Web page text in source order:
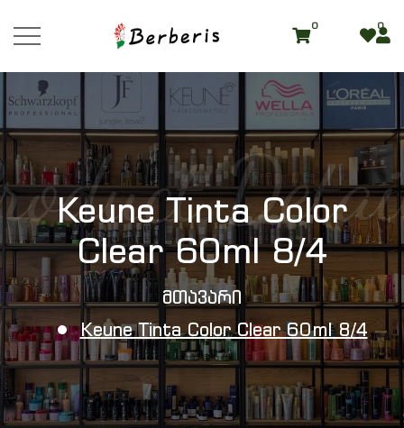
0 0
Keune Tinta Color
Clear 60ml 8/4
Მთავარი
Keune Tinta Color Clear 60ml 8/4